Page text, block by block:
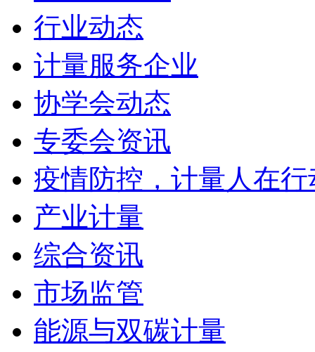
行业动态
计量服务企业
协学会动态
专委会资讯
疫情防控，计量人在行
产业计量
综合资讯
市场监管
能源与双碳计量